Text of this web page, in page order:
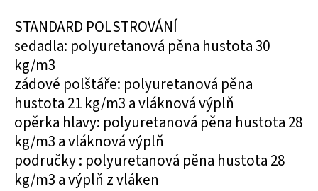
STANDARD POLSTROVÁNÍ
sedadla: polyuretanová pěna hustota 30
kg/m3
zádové polštáře: polyuretanová pěna
hustota 21 kg/m3 a vláknová výplň
opěrka hlavy: polyuretanová pěna hustota 28
kg/m3 a vláknová výplň
područky : polyuretanová pěna hustota 28
kg/m3 a výplň z vláken